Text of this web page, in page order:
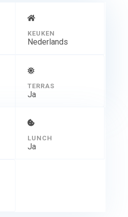
KEUKEN
Nederlands
TERRAS
Ja
LUNCH
Ja